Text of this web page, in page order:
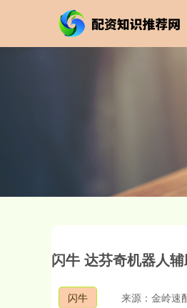
闪牛 达芬奇机器人
闪牛 来源：金岭速